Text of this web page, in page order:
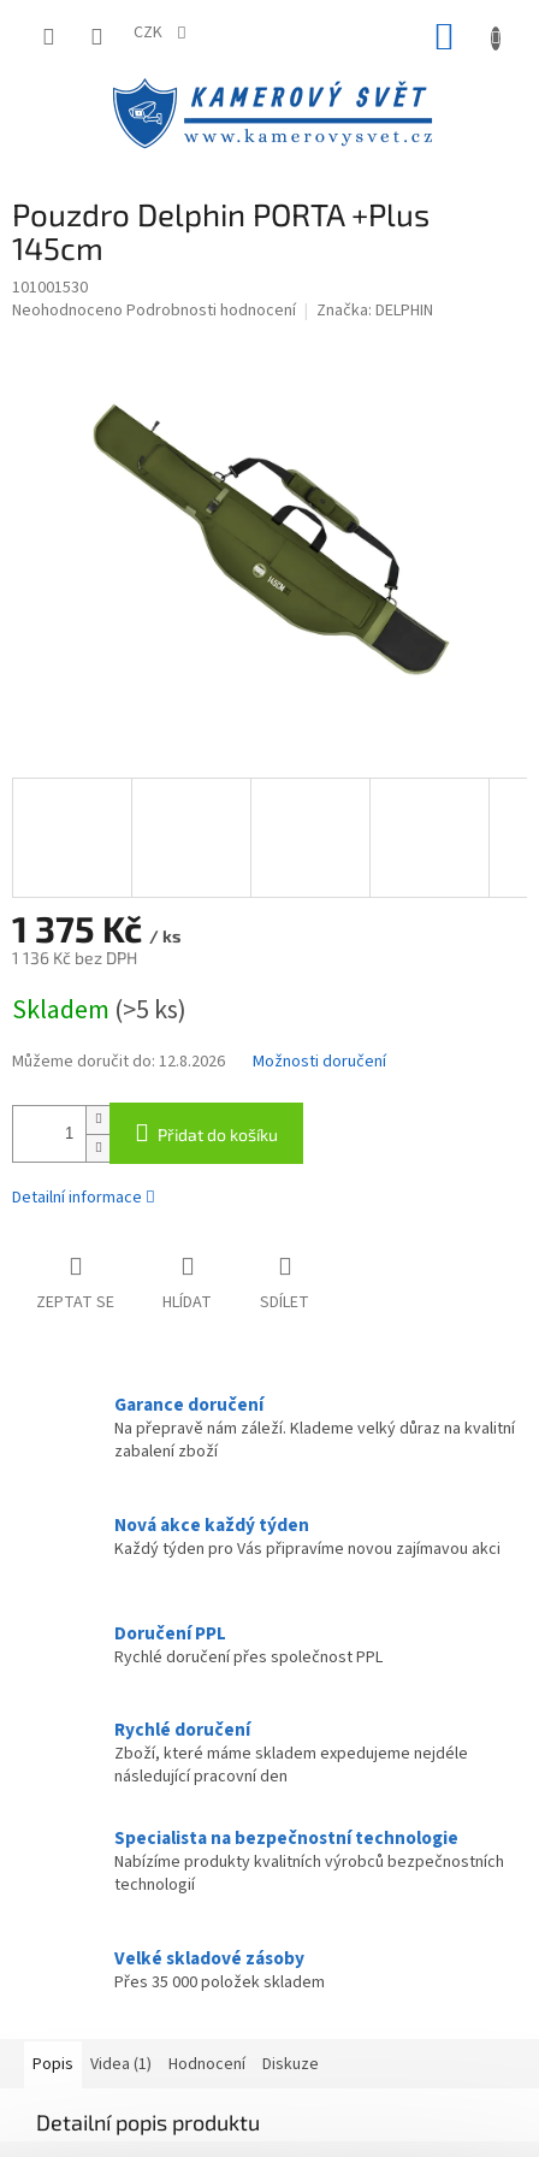
CZK
Pouzdro Delphin PORTA +Plus
145cm
101001530
Průměrné
Neohodnoceno Podrobnosti hodnocení Značka: DELPHIN
1 375 Kč / ks
1 136 Kč bez DPH
cena:
Skladem (>5 ks)
Můžeme doručit do: 12.8.2026 Možnosti doručení
Přidat do košíku
Detailní informace
ZEPTAT SE HLÍDAT SDÍLET
Garance doručení
Na přepravě nám záleží. Klademe velký důraz na kvalitní
zabalení zboží
Nová akce každý týden
Každý týden pro Vás připravíme novou zajímavou akci
Doručení PPL
Rychlé doručení přes společnost PPL
Rychlé doručení
Zboží, které máme skladem expedujeme nejdéle
následující pracovní den
Specialista na bezpečnostní technologie
Nabízíme produkty kvalitních výrobců bezpečnostních
technologií
Velké skladové zásoby
Přes 35 000 položek skladem
Popis Videa (1) Hodnocení Diskuze
Detailní popis produktu